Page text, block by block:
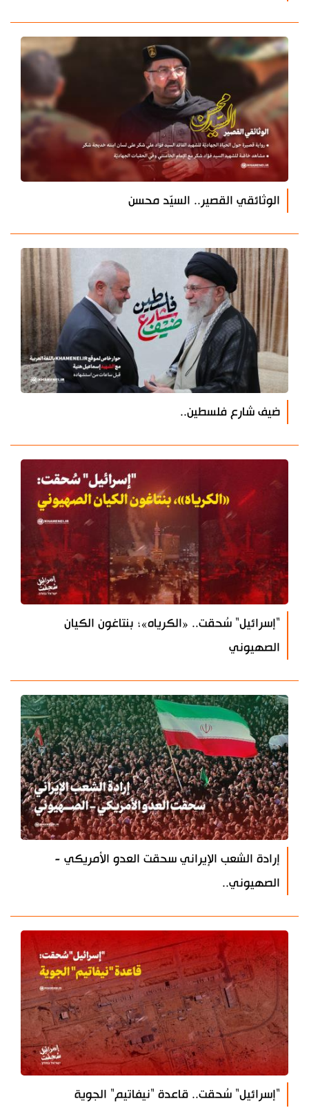
الوثائقي القصير.. السيّد محسن
ضيف شارع فلسطين..
"إسرائيل" سُحقت.. «الكرياه»؛ بنتاغون الكيان
الصهيوني
إرادة الشعب الإيراني سحقت العدو الأمريكي -
الصهيوني..
"إسرائيل" سُحقت.. قاعدة "نيفاتيم" الجوية